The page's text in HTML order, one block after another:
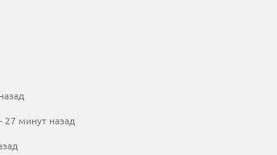
минут назад